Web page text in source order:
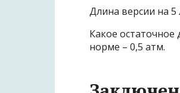
Длина версии на 5
Какое остаточное
норме – 0,5 атм.